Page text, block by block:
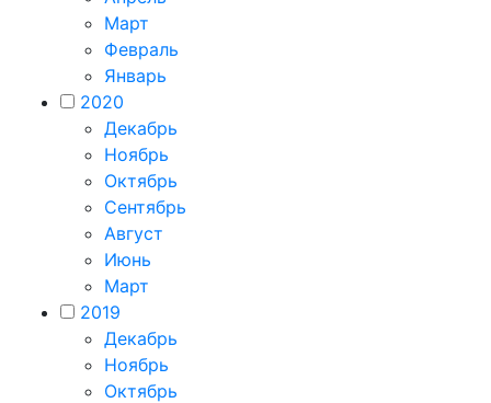
Март
Февраль
Январь
2020
Декабрь
Ноябрь
Октябрь
Сентябрь
Август
Июнь
Март
2019
Декабрь
Ноябрь
Октябрь